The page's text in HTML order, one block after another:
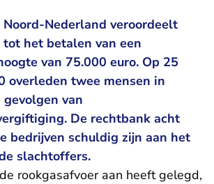
Noord-Nederland veroordeelt
het betalen van een
van 75.000 euro. Op 25
overleden twee mensen in
van
De rechtbank acht
bedrijven schuldig zijn aan het
slachtoffers.
rookgasafvoer aan heeft gelegd,